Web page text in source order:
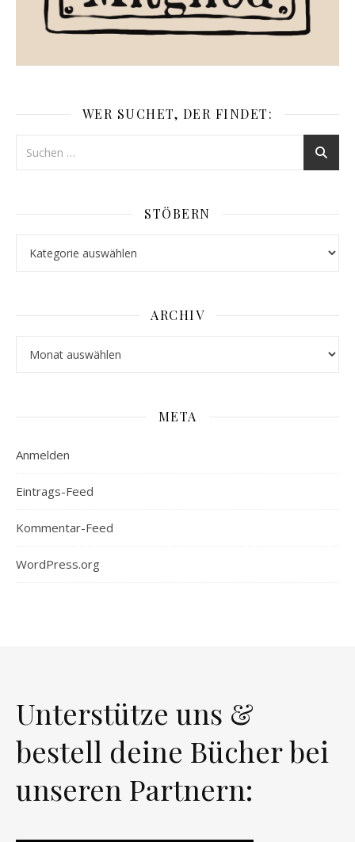
WER SUCHET, DER FINDET:
STÖBERN
ARCHIV
META
Anmelden
Eintrags-Feed
Kommentar-Feed
WordPress.org
Unterstütze uns &
bestell deine Bücher bei
unseren Partnern: